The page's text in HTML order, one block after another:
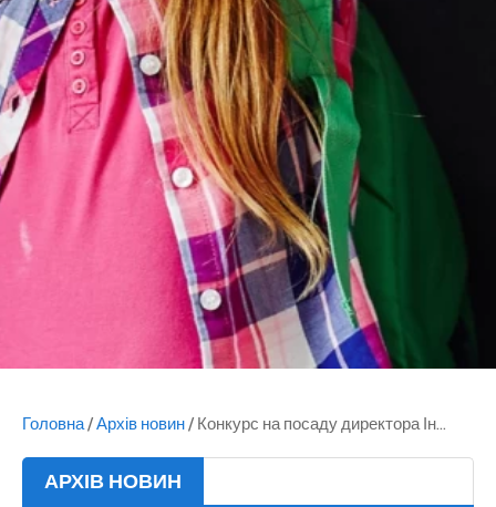
Головна/Архів новин/ Конкурс на посаду директора Ін...
АРХІВ НОВИН